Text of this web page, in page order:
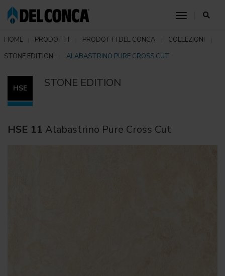
toggle
HOME PRODOTTI PRODOTTI DEL CONCA
COLLEZIONI
STONE EDITION
ALABASTRINO PURE CROSS CUT
HSE STONE EDITION
HSE 11 Alabastrino Pure Cross Cut